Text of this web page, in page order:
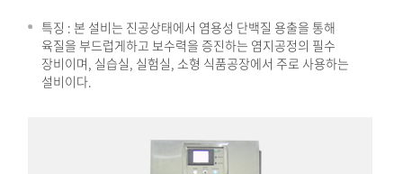
특징 : 본 설비는 진공상태에서 염용성 단백질 용출을 통해
육질을 부드럽게하고 보수력을 증진하는 염지공정의 필수
장비이며, 실습실, 실험실, 소형 식품공장에서 주로 사용하는
설비이다.